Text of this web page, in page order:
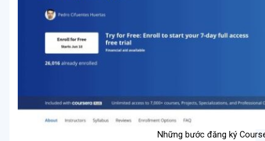
Những bước đăng ký